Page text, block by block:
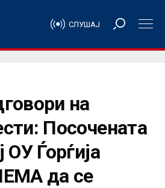
СЛУШАЈ
на
Посочената
ОУ Ѓорѓија
да се